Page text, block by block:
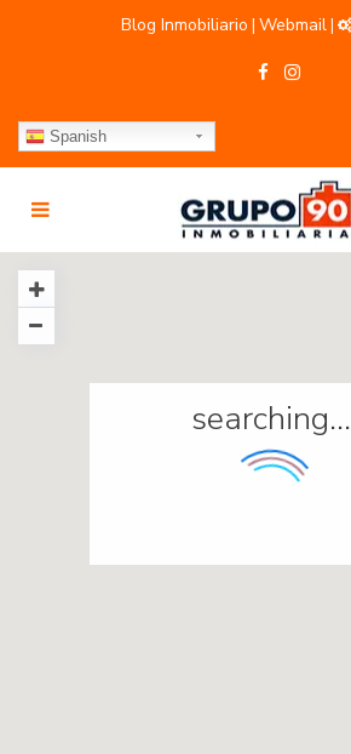
Blog Inmobiliario | Webmail|
Spanish
searching...